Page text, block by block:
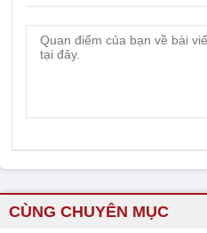
CÙNG CHUYÊN MỤC